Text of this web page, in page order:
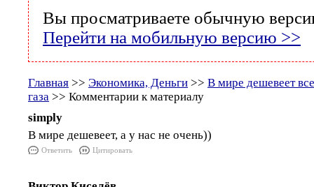
Вы просматриваете обычную
Перейти на мобильную версию >>
Главная >> Экономика, Деньги >> В мире дешевеет
газа >> Комментарии к материалу
simply
В мире дешевеет, а у нас не очень))
Ответить Цитировать